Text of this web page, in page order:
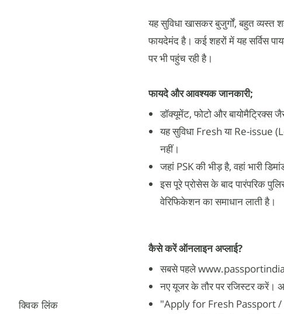
क्विक लिंक
यह सुविधा खासकर बुजुर्गों, बहुत व्यस्त
फायदेमंद है। कई शहरों में यह सर्विस
पर भी पहुंच रही है।
फायदे और आवश्यक जानकारी;
डॉक्यूमेंट, फोटो और बायोमैट्रिक्स
यह सुविधा Fresh या Re-issue
नहीं।
जहां PSK की भीड़ है, वहां भारी
इस पूरे प्रोसेस के बाद पारंपरिक
वेरिफिकेशन का समाधान लाती है।
कैसे करें ऑनलाइन अप्लाई?
सबसे पहले
नए यूजर के तौर पर रजिस्टर करें।
"Apply for Fresh Passport